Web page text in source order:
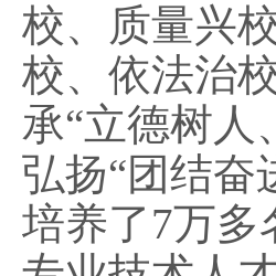
校、质量兴
校、依法治
承“立德树人
弘扬“团结奋
培养了7万多